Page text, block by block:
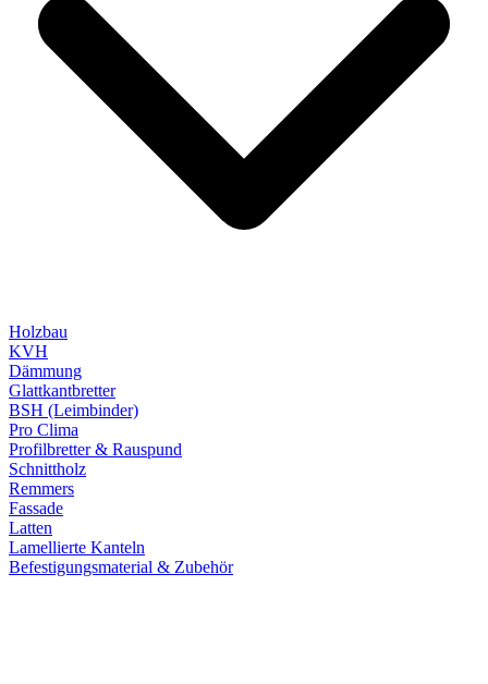
Holzbau
KVH
Dämmung
Glattkantbretter
BSH (Leimbinder)
Pro Clima
Profilbretter & Rauspund
Schnittholz
Remmers
Fassade
Latten
Lamellierte Kanteln
Befestigungsmaterial & Zubehör